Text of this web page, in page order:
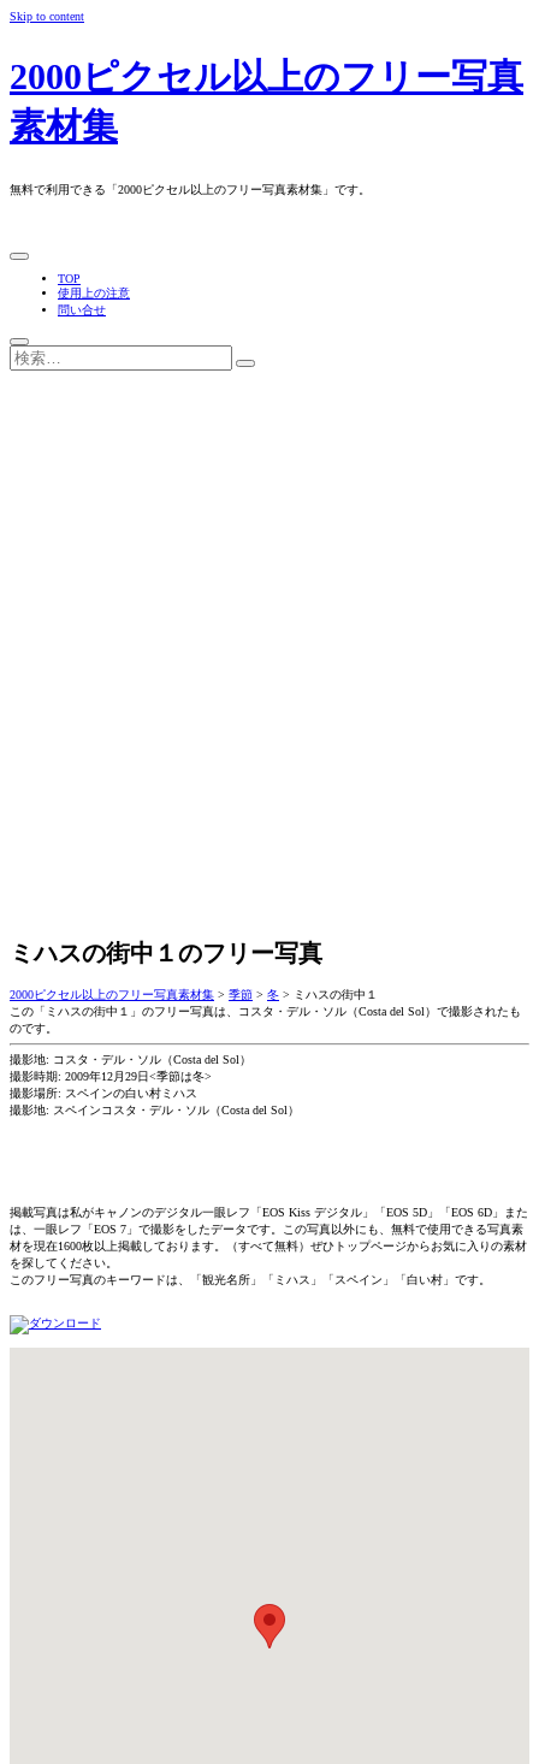
Skip to content
2000ピクセル以上のフリー写真
素材集
無料で利用できる「2000ピクセル以上のフリー写真素材集」です。
TOP
使用上の注意
問い合せ
ミハスの街中１のフリー写真
2000ピクセル以上のフリー写真素材集 > 季節 > 冬 > ミハスの街中１
この「ミハスの街中１」のフリー写真は、コスタ・デル・ソル（Costa del Sol）で撮影されたも
のです。
撮影地: コスタ・デル・ソル（Costa del Sol）
撮影時期: 2009年12月29日<季節は冬>
撮影場所: スペインの白い村ミハス
撮影地: スペインコスタ・デル・ソル（Costa del Sol）
掲載写真は私がキャノンのデジタル一眼レフ「EOS Kiss デジタル」「EOS 5D」「EOS 6D」また
は、一眼レフ「EOS 7」で撮影をしたデータです。この写真以外にも、無料で使用できる写真素
材を現在1600枚以上掲載しております。（すべて無料）ぜひトップページからお気に入りの素材
を探してください。
このフリー写真のキーワードは、「観光名所」「ミハス」「スペイン」「白い村」です。